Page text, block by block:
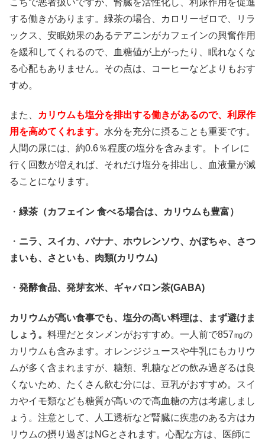
する働きがあります。緑茶の場合、カロリーゼロで、リラ
ックス、安眠効果のあるテアニンがカフェインの興奮作用
を緩和してくれるので、血糖値が上がったり、眠れなくな
る心配もありません。その点は、コーヒーなどよりもおす
すめ。
また、
カリウムも塩分を排出する働きがあるので、利尿作
用を高めてくれます。 水分を充分に摂ることも重要です。
人間の尿には、約0.6％程度の塩分を含みます。トイレに
行く回数が増えれば、それだけ塩分を排出し、血液量が減
ることになります。
・ 緑茶（カフェイン 食べる場合は、カリウムも豊富）
・ ニラ、スイカ、バナナ、ホウレンソウ、かぼちゃ、さつ
まいも、さといも、肉類(カリウム)
・ 発酵食品、発芽玄米、ギャバロン茶(GABA)
カリウムが高い食事でも、塩分の高い料理は、まず避けま
しょう。 料理だとタンメンがおすすめ。一人前で857㎎の
カリウムも含みます。オレンジジュースや牛乳にもカリウ
ムが多く含まれますが、糖類、乳糖などの飲み過ぎるは良
くないため、たくさん飲む分には、豆乳がおすすめ。スイ
カやイモ類なども糖質が高いので高血糖の方は考慮しまし
ょう。注意として、人工透析など腎臓に疾患のある方はカ
リウムの摂り過ぎはNGとされます。心配な方は、医師に